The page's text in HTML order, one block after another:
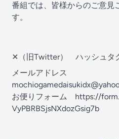
番組では、皆様からのご意見
す。
✕（旧Twitter） ハッシュタ
メールアドレス
お便りフォーム https://
VyPBRBSjsNXdozGsig7b